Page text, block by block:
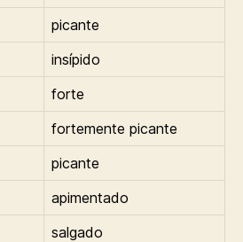
picante
insípido
forte
fortemente picante
picante
apimentado
salgado